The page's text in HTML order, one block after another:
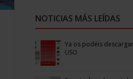
NOTICIAS MÁS LEÍDAS
Ya os podéis
USO